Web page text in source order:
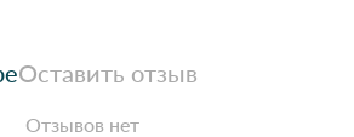
Оставить отзыв
Отзывов нет